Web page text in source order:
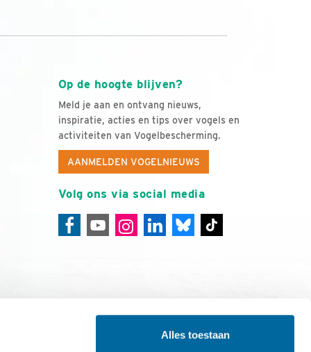
Alles toestaan
Op de hoogte blijven?
Meld je aan en ontvang nieuws,
inspiratie, acties en tips over vogels en
activiteiten van Vogelbescherming.
AANMELDEN VOGELNIEUWS
Volg ons via social media